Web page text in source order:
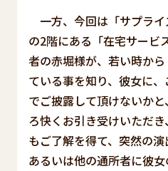
一方、今回は「サプラ
の2階にある「在宅サービ
者の赤堀様が、若い時か
ている事を知り、彼女に、
でご披露して頂けないか
ろ快くお引き受けいただ
もご了解を得て、突然の演
あるいは他の通所者に彼